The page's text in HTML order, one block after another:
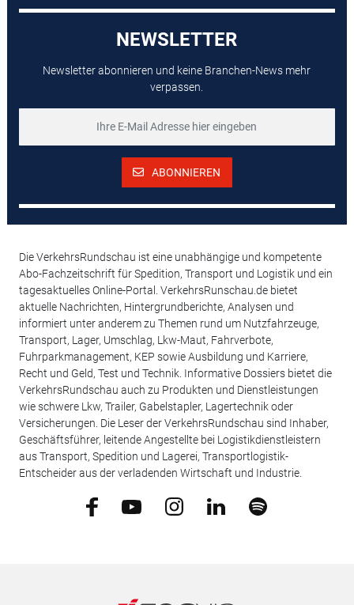
NEWSLETTER
Newsletter abonnieren und keine Branchen-News mehr
verpassen.
ABONNIEREN
Die VerkehrsRundschau ist eine unabhängige und kompetente
Abo-Fachzeitschrift für Spedition, Transport und Logistik und ein
tagesaktuelles Online-Portal. VerkehrsRunschau.de bietet
aktuelle Nachrichten, Hintergrundberichte, Analysen und
informiert unter anderem zu Themen rund um Nutzfahrzeuge,
Transport, Lager, Umschlag, Lkw-Maut, Fahrverbote,
Fuhrparkmanagement, KEP sowie Ausbildung und Karriere,
Recht und Geld, Test und Technik. Informative Dossiers bietet die
VerkehrsRundschau auch zu Produkten und Dienstleistungen
wie schwere Lkw, Trailer, Gabelstapler, Lagertechnik oder
Versicherungen. Die Leser der VerkehrsRundschau sind Inhaber,
Geschäftsführer, leitende Angestellte bei Logistikdienstleistern
aus Transport, Spedition und Lagerei, Transportlogistik-
Entscheider aus der verladenden Wirtschaft und Industrie.